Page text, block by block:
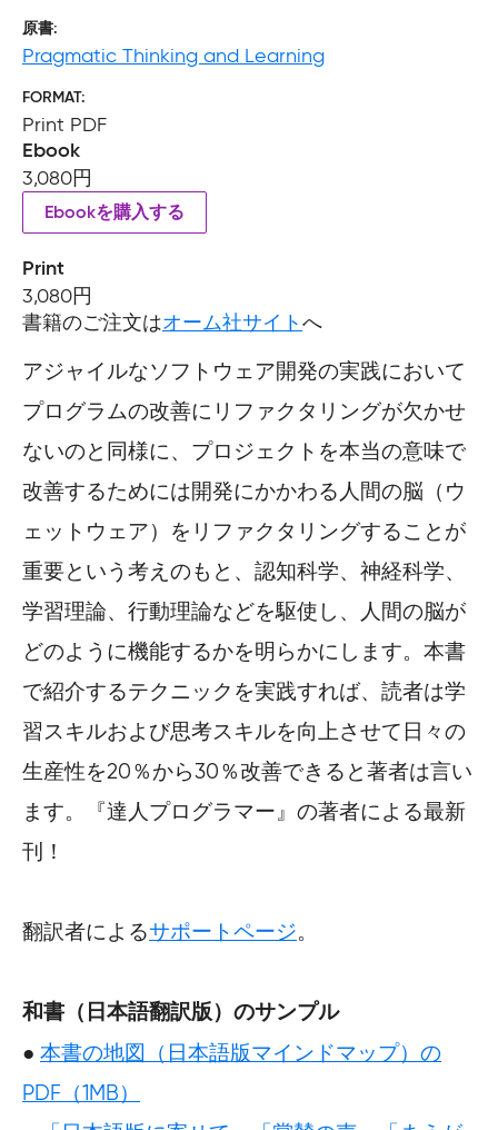
原書
Pragmatic Thinking and Learning
FORMAT
Print PDF
Ebook
3,080円
Ebookを購入する
Print
3,080円
書籍のご注文はオーム社サイトへ
アジャイルなソフトウェア開発の実践において
プログラムの改善にリファクタリングが欠かせ
ないのと同様に、プロジェクトを本当の意味で
改善するためには開発にかかわる人間の脳（ウ
ェットウェア）をリファクタリングすることが
重要という考えのもと、認知科学、神経科学、
学習理論、行動理論などを駆使し、人間の脳が
どのように機能するかを明らかにします。本書
で紹介するテクニックを実践すれば、読者は学
習スキルおよび思考スキルを向上させて日々の
生産性を20％から30％改善できると著者は言い
ます。『達人プログラマー』の著者による最新
刊！
翻訳者によるサポートページ。
和書（日本語翻訳版）のサンプル
● 本書の地図（日本語版マインドマップ）の
PDF（1MB）